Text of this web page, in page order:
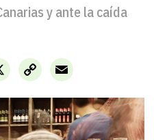
y ante la caída
X
Copy
Link
Email